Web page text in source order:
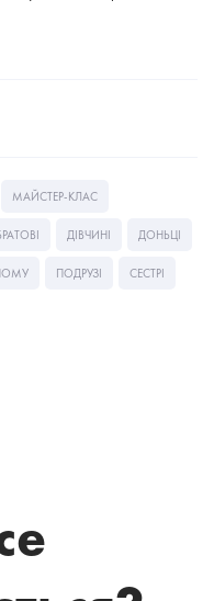
МАЙСТЕР-КЛАС
ДІВЧИНІ ДОНЬЦІ
ПОДРУЗІ СЕСТРІ